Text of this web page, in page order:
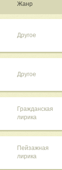
Жанр
Другое
Другое
Гражданская
лирика
Пейзажная
лирика